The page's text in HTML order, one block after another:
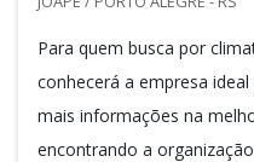
Para quem busca por
conhecerá a empresa
mais informações na
encontrando a